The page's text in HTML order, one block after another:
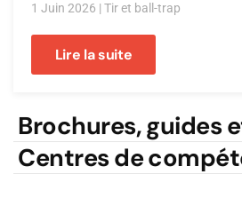
1 Juin 2026 | Tir et ball-trap
Lire la suite
Brochures, guides
Centres de